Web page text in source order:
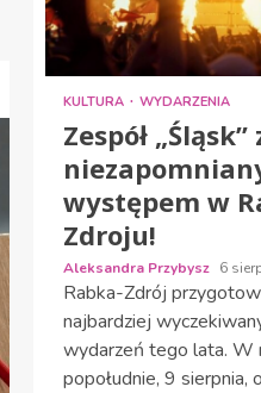
KULTURA WYDARZENIA
Zespół „Śląsk”
występem w
Zdroju!
Aleksandra Przybysz 6
Rabka-Zdrój
najbardziej
wydarzeń tego lata. W
popołudnie, 9 sierpnia,